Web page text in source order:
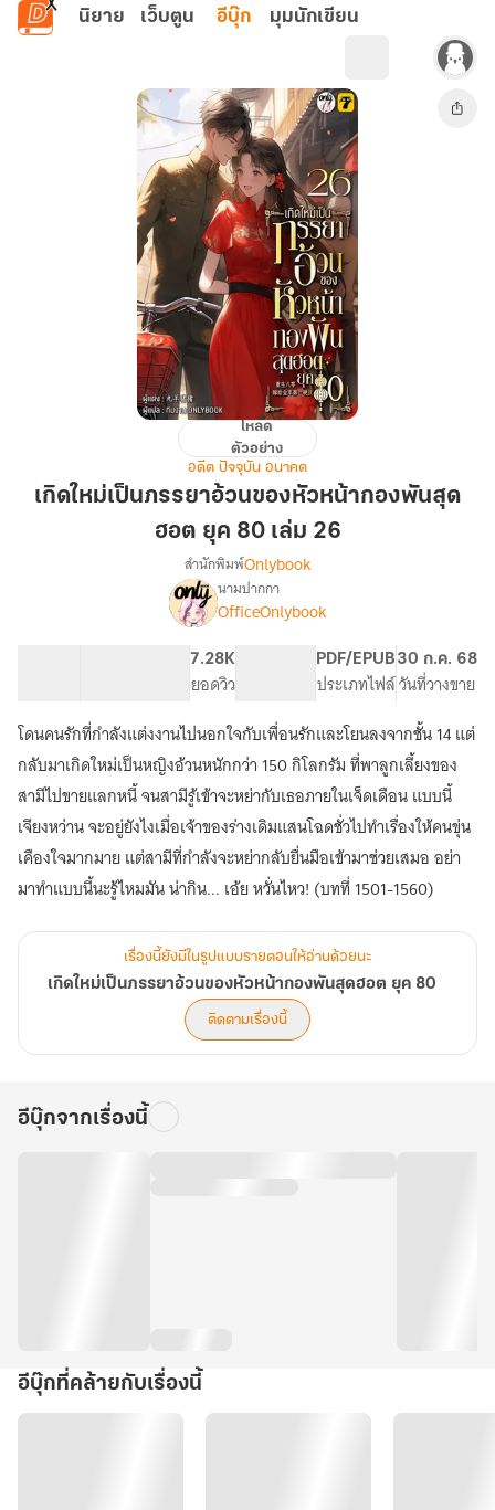
ข้ามไปยังเนื้อหาหลัก
นิยาย เว็บตูน อีบุ๊ก มุมนักเขียน
เป็น
อ้วน
หัวหน้า
กองพัน
80
เล่ม
26
โหลด
ตัวอย่าง
อดีต ปัจจุบัน อนาคต
เกิดใหม่เป็นภรรยาอ้วนของหัวหน้ากองพันสุด
ฮอต ยุค 80 เล่ม 26
เรื่อง
เกิด
ของ
หัวหน้า
กองพัน
สุด
ฮอต
ยุค
80
สำนักพิมพ์Onlybook
นามปากกา
OfficeOnlybook
7.28K
ยอดวิว
PDF/EPUB
ประเภทไฟล์
30 ก.ค. 68
วันที่วางขาย
โดนคนรักที่กำลังแต่งงานไปนอกใจกับเพื่อนรักและโยนลงจากชั้น 14 แต่
กลับมาเกิดใหม่เป็นหญิงอ้วนหนักกว่า 150 กิโลกรัม ที่พาลูกเลี้ยงของ
สามีไปขายแลกหนี้ จนสามีรู้เข้าจะหย่ากับเธอภายในเจ็ดเดือน แบบนี้
เจียงหว่าน จะอยู่ยังไงเมื่อเจ้าของร่างเดิมแสนโฉดชั่วไปทำเรื่องให้คนขุ่น
เคืองใจมากมาย แต่สามีที่กำลังจะหย่ากลับยื่นมือเข้ามาช่วยเสมอ อย่า
มาทำแบบนี้นะรู้ไหมมัน น่ากิน... เอ้ย หวั่นไหว! (บทที่ 1501-1560)
เรื่องนี้ยังมีในรูปแบบรายตอนให้อ่านด้วยนะ
เกิดใหม่เป็นภรรยาอ้วนของหัวหน้ากองพันสุดฮอต ยุค 80
ติดตามเรื่องนี้
อีบุ๊กจากเรื่องนี้
อีบุ๊กที่คล้ายกับเรื่องนี้